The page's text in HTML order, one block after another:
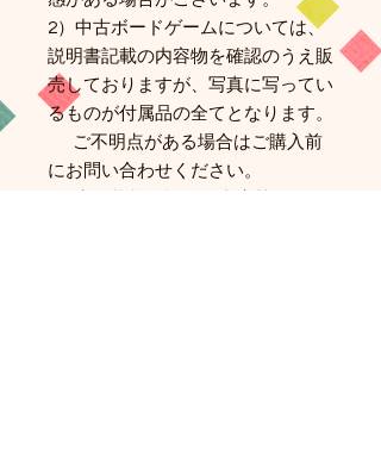
2）中古ボードゲームについては、
説明書記載の内容物を確認のうえ販
売しておりますが、写真に写ってい
るものが付属品の全てとなります。
ご不明点がある場合はご購入前
にお問い合わせください。